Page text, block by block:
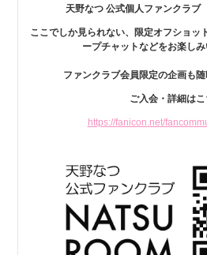
天野なつ 公式個人ファンクラブ
ここでしか見られない、限定オフショッ
ープチャットなどをお楽しみ
ファンクラブ会員限定の企画も随
ご入会・詳細はこ
https://fanicon.net/